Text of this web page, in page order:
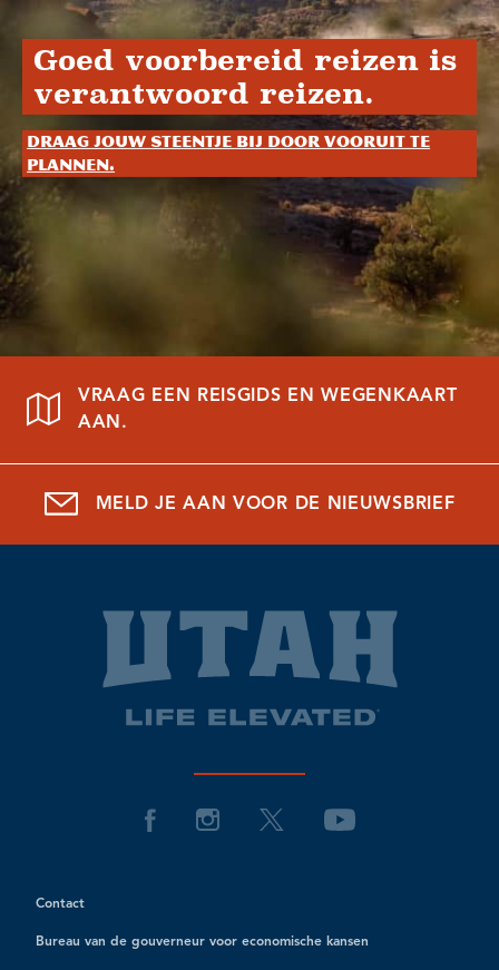
Goed voorbereid reizen is
verantwoord reizen.
Draag jouw steentje bij door vooruit te
plannen.
VRAAG EEN REISGIDS EN WEGENKAART
AAN.
MELD JE AAN VOOR DE NIEUWSBRIEF
Contact
Bureau van de gouverneur voor economische kansen